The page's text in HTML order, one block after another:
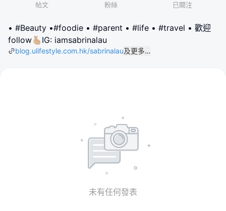
帖文 粉絲 已關注
• #Beauty •#foodie • #parent • #life • #travel • 歡迎
follow🫰🏼IG: iamsabrinalau
blog.ulifestyle.com.hk/sabrinalau及更多…
未有任何發表